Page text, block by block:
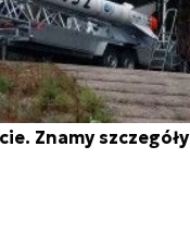
Znamy szczegóły